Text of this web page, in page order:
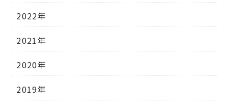
2022年
2021年
2020年
2019年